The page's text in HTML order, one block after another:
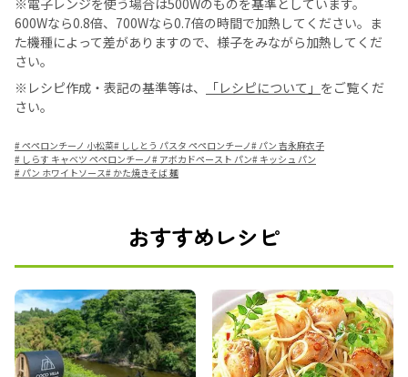
※電子レンジを使う場合は500Wのものを基準としています。
600Wなら0.8倍、700Wなら0.7倍の時間で加熱してください。ま
た機種によって差がありますので、様子をみながら加熱してくだ
さい。
※レシピ作成・表記の基準等は、
「レシピについて」 をご覧くだ
さい。
#ペペロンチーノ 小松菜# ししとう パスタ ペペロンチーノ#パン 吉永麻衣子
# しらす キャベツ ペペロンチーノ# アボカドペースト パン# キッシュ パン
#パン ホワイトソース# かた焼きそば 麺
おすすめレシピ